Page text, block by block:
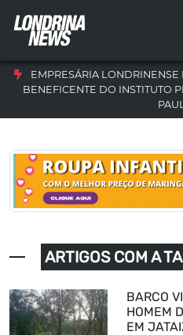
EMPRESÁRIA
BENEFICENTE DO INSTITUTO
ARTIGOS COM A
BARCO
HOMEM
EM